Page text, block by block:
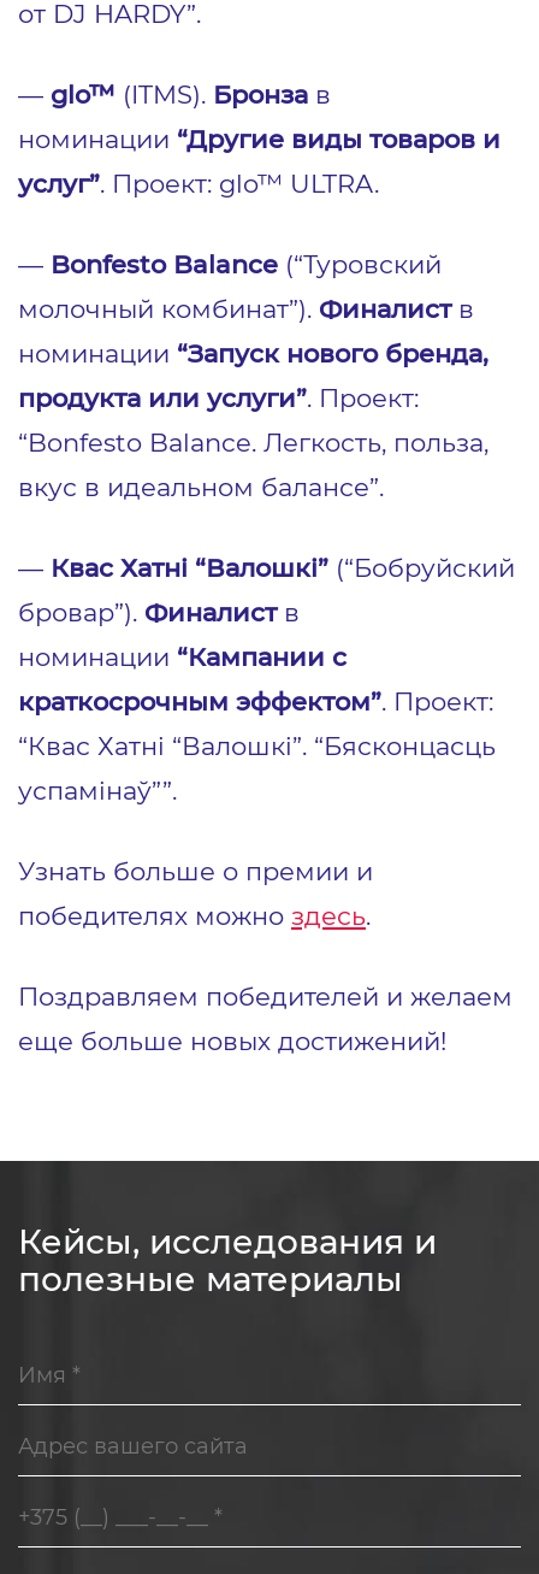
от DJ HARDY”.
— glo™ (ITMS). Бронза в
номинации “Другие виды товаров и
услуг”. Проект: glo™ ULTRA.
— Bonfesto Balance (“Туровский
молочный комбинат”). Финалист в
номинации “Запуск нового бренда,
продукта или услуги”. Проект:
“Bonfesto Balance. Легкость, польза,
вкус в идеальном балансе”.
— Квас Хатнi “Валошкi” (“Бобруйский
бровар”). Финалист в
номинации “Кампании с
краткосрочным эффектом”. Проект:
“Квас Хатнi “Валошкi”. “Бясконцасць
успамiнаў””.
Узнать больше о премии и
победителях можно здесь.
Поздравляем победителей и желаем
еще больше новых достижений!
Кейсы, исследования и
полезные материалы